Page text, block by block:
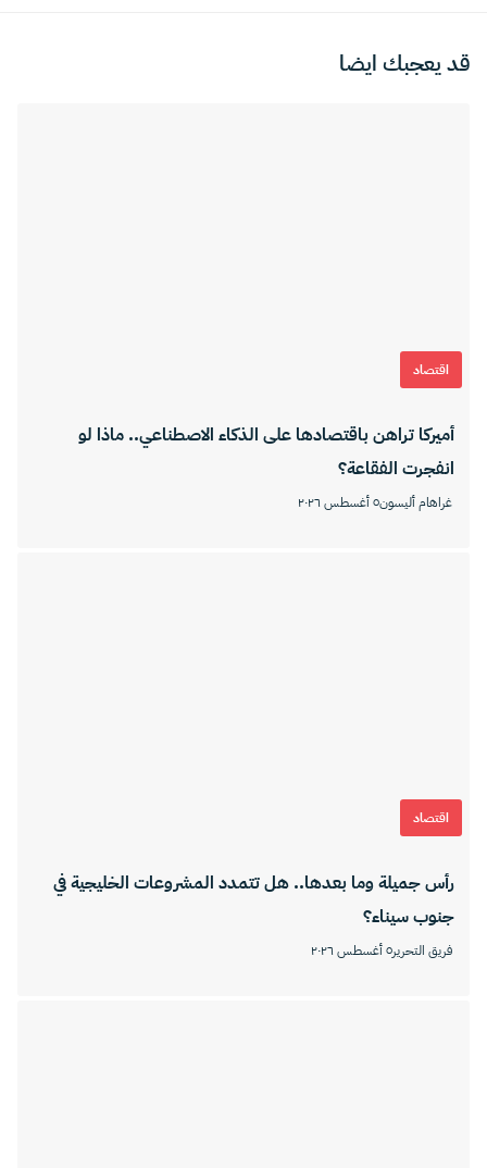
قد يعجبك ايضا
اقتصاد
أميركا تراهن باقتصادها على الذكاء الاصطناعي.. ماذا لو
انفجرت الفقاعة؟
غراهام أليسون٥ أغسطس ٢٠٢٦
اقتصاد
رأس جميلة وما بعدها.. هل تتمدد المشروعات الخليجية في
جنوب سيناء؟
فريق التحرير٥ أغسطس ٢٠٢٦